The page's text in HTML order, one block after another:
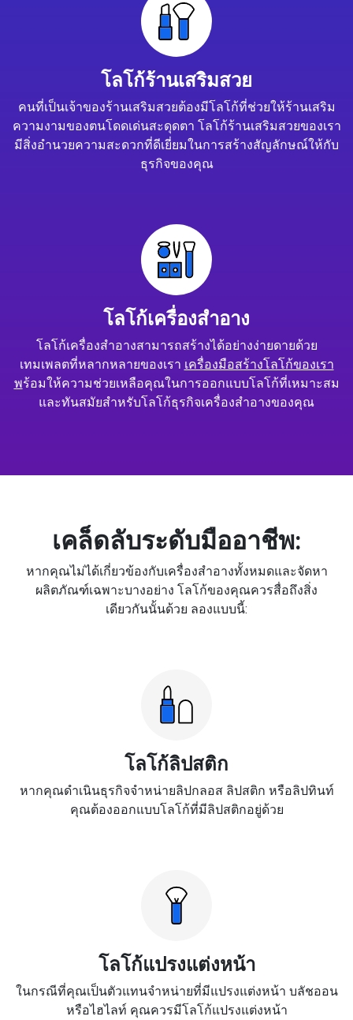
โลโก้ร้านเสริมสวย
คนที่เป็นเจ้าของร้านเสริมสวยต้องมีโลโก้ที่ช่วยให้ร้านเสริม
ความงามของตนโดดเด่นสะดุดตา โลโก้ร้านเสริมสวยของเรา
มีสิ่งอำนวยความสะดวกที่ดีเยี่ยมในการสร้างสัญลักษณ์ให้กับ
ธุรกิจของคุณ
โลโก้เครื่องสำอาง
โลโก้เครื่องสำอางสามารถสร้างได้อย่างง่ายดายด้วย
เทมเพลตที่หลากหลายของเรา เครื่องมือสร้างโลโก้ของเรา
พร้อมให้ความช่วยเหลือคุณในการออกแบบโลโก้ที่เหมาะสม
และทันสมัยสำหรับโลโก้ธุรกิจเครื่องสำอางของคุณ
เคล็ดลับระดับมืออาชีพ:
หากคุณไม่ได้เกี่ยวข้องกับเครื่องสำอางทั้งหมดและจัดหา
ผลิตภัณฑ์เฉพาะบางอย่าง โลโก้ของคุณควรสื่อถึงสิ่ง
เดียวกันนั้นด้วย ลองแบบนี้:
โลโก้ลิปสติก
หากคุณดำเนินธุรกิจจำหน่ายลิปกลอส ลิปสติก หรือลิปทินท์
คุณต้องออกแบบโลโก้ที่มีลิปสติกอยู่ด้วย
โลโก้แปรงแต่งหน้า
ในกรณีที่คุณเป็นตัวแทนจำหน่ายที่มีแปรงแต่งหน้า บลัชออน
หรือไฮไลท์ คุณควรมีโลโก้แปรงแต่งหน้า